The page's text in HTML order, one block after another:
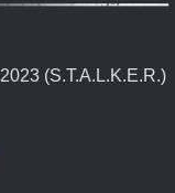
(S.T.A.L.K.E.R.)